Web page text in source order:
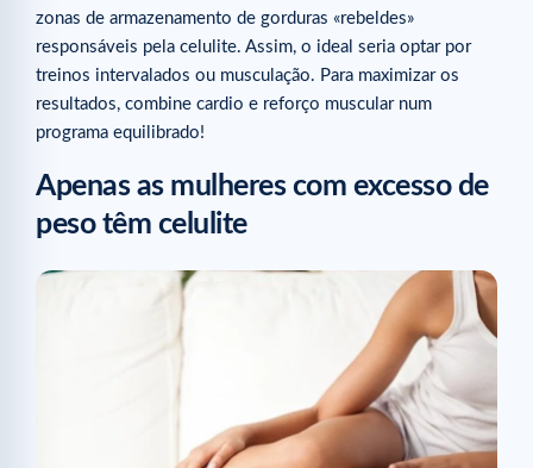
zonas de armazenamento de gorduras «rebeldes»
responsáveis pela celulite. Assim, o ideal seria optar por
treinos intervalados ou musculação. Para maximizar os
resultados, combine cardio e reforço muscular num
programa equilibrado!
Apenas as mulheres com excesso de
peso têm celulite